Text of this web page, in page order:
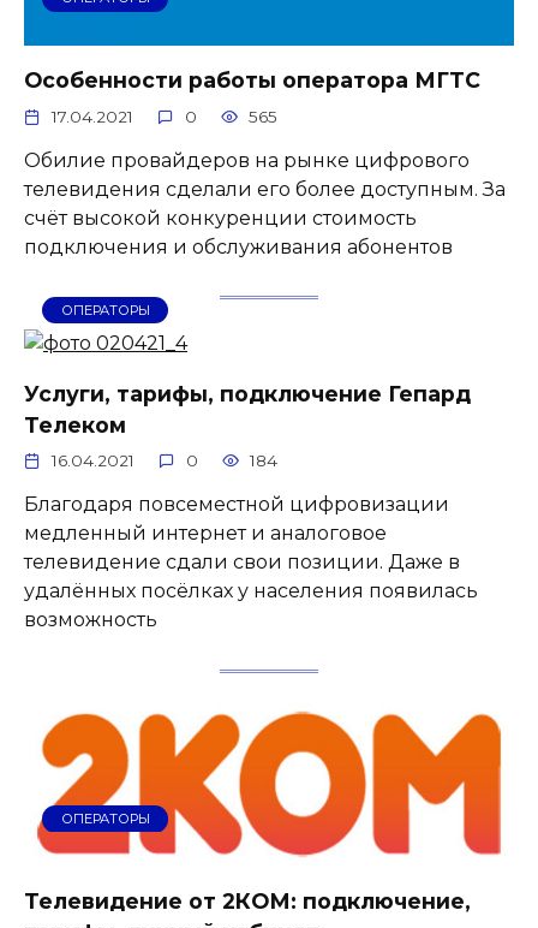
Особенности работы оператора МГТС
17.04.2021 0 565
Обилие провайдеров на рынке цифрового
телевидения сделали его более доступным. За
счёт высокой конкуренции стоимость
подключения и обслуживания абонентов
ОПЕРАТОРЫ
Услуги, тарифы, подключение Гепард
Телеком
16.04.2021 0 184
Благодаря повсеместной цифровизации
медленный интернет и аналоговое
телевидение сдали свои позиции. Даже в
удалённых посёлках у населения появилась
возможность
ОПЕРАТОРЫ
Телевидение от 2КОМ: подключение,